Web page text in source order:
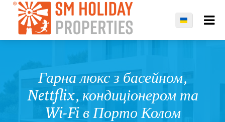
Гарна люкс з басейном,
Nettflix, кондиціонером та
Wi-Fi в Порто Колом